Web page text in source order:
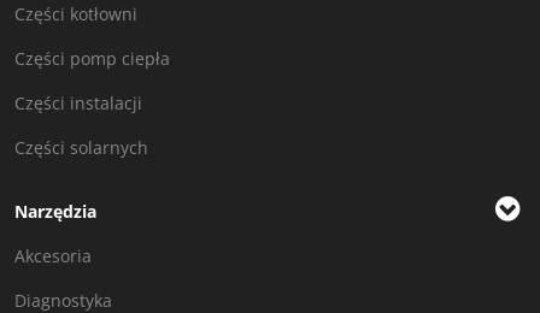
Części kotłowni
Części pomp ciepła
Części instalacji
Części solarnych
Narzędzia
Akcesoria
Diagnostyka